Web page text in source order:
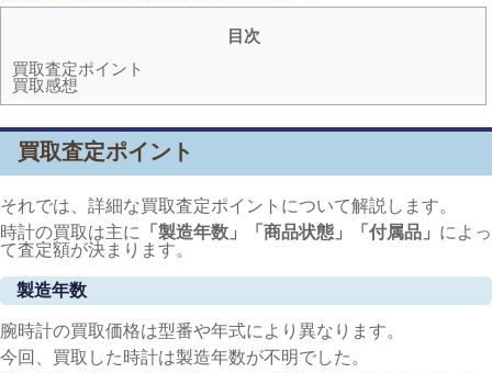
目次
買取査定ポイント
買取感想
買取査定ポイント
それでは、詳細な買取査定ポイントについて解説します。
時計の買取は主に
「製造年数」「商品状態」「付属品」 によっ
て査定額が決まります。
製造年数
腕時計の買取価格は型番や年式により異なります。
今回、買取した時計は製造年数が不明でした。